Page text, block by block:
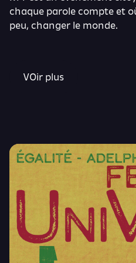
chaque parole compte et
peu, changer le monde.
VOir plus